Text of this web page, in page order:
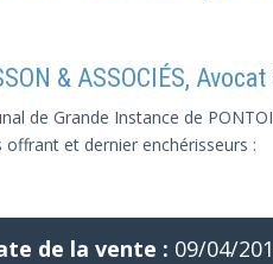
& ASSOCIÉS, Avocat
de Grande Instance de
offrant et dernier enchérisseurs :
de la vente : 09/04/